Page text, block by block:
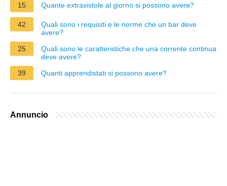
15 Quante extrasistole al giorno si possono avere?
42
Quali sono i requisiti e le norme che un bar deve
avere?
25
Quali sono le caratteristiche che una corrente continua
deve avere?
39
Quanti apprendistati si possono avere?
Annuncio